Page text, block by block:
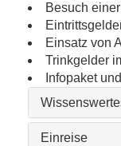
Besuch
Einsatz von
Trinkgelder
Infopaket
Einreise